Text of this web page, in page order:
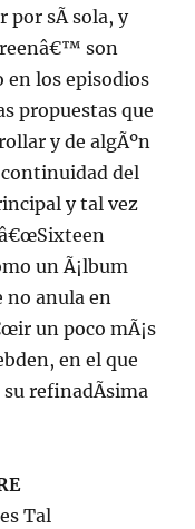
por sÃ­ sola, y
son
en los episodios
propuestas que
y de algÃºn
del
y tal vez
un Ã¡lbum
no anula en
un poco mÃ¡s
en el que
refinadÃ­sima
Tal